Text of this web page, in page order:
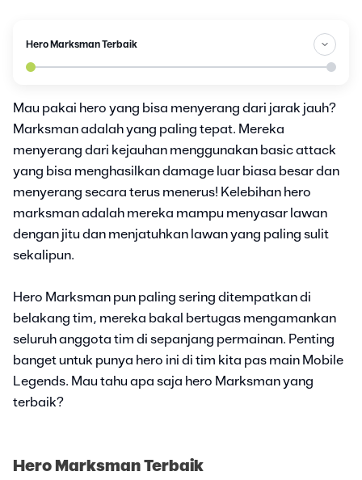
Hero Marksman Terbaik
Mau pakai hero yang bisa menyerang dari jarak jauh?
Marksman adalah yang paling tepat. Mereka
menyerang dari kejauhan menggunakan basic attack
yang bisa menghasilkan damage luar biasa besar dan
menyerang secara terus menerus! Kelebihan hero
marksman adalah mereka mampu menyasar lawan
dengan jitu dan menjatuhkan lawan yang paling sulit
sekalipun.
Hero Marksman pun paling sering ditempatkan di
belakang tim, mereka bakal bertugas mengamankan
seluruh anggota tim di sepanjang permainan. Penting
banget untuk punya hero ini di tim kita pas main Mobile
Legends. Mau tahu apa saja hero Marksman yang
terbaik?
Hero Marksman Terbaik